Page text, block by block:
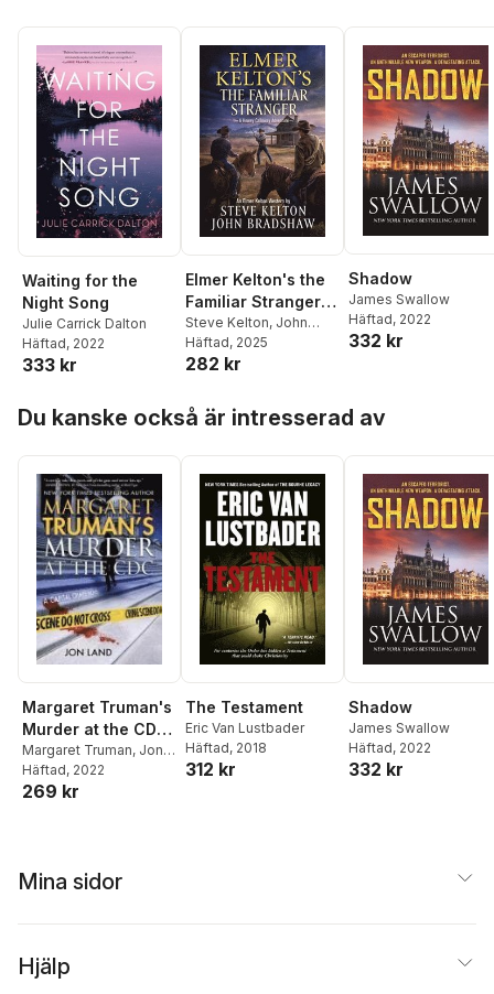
Waiting for the
Night Song
Julie Carrick Dalton
Häftad, 2022
333 kr
Elmer Kelton's the
Familiar Stranger: A
Hewey Calloway
Adventure
Steve Kelton, John
Bradshaw
Häftad, 2025
282 kr
Shadow
James Swallow
Häftad, 2022
332 kr
Du kanske också är intresserad av
Margaret Truman's
Murder at the CDC:
A Capital Crimes
Novel
Margaret Truman, Jon
Land
Häftad, 2022
269 kr
The Testament
Eric Van Lustbader
Häftad, 2018
312 kr
Shadow
James Swallow
Häftad, 2022
332 kr
Mina sidor
Hjälp